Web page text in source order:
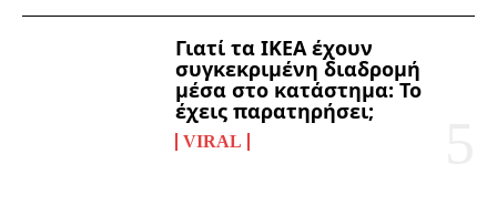
Γιατί τα ΙΚΕΑ έχουν
συγκεκριμένη διαδρομή
μέσα στο κατάστημα: Το
έχεις παρατηρήσει;
VIRAL